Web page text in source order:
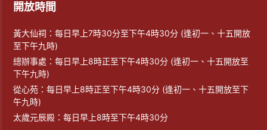
開放時間
黃大仙祠：每日早上7時30分至下午4時30分 (逢初一、十五開放
至下午九時)
總辦事處：每日早上8時正至下午4時30分 (逢初一、十五開放至
下午九時)
從心苑：每日早上8時正至下午4時30分 (逢初一、十五開放至下
午九時)
太歲元辰殿：每日早上8時至下午4時30分